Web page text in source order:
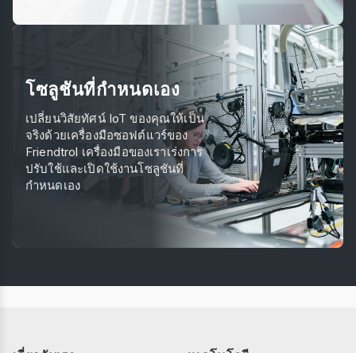
โซลูชันที่กำหนดเอง
เปลี่ยนวิสัยทัศน์ IoT ของคุณให้เป็น
จริงด้วยเครื่องมือซอฟต์แวร์ของ
Friendtrol เครื่องมือของเราเร่งการ
ปรับใช้และเปิดใช้งานโซลูชันที่
กำหนดเอง